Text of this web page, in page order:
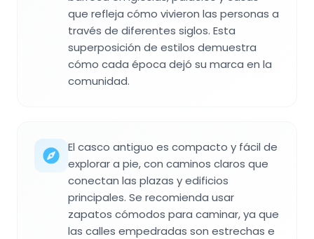
que refleja cómo vivieron las personas a
través de diferentes siglos. Esta
superposición de estilos demuestra
cómo cada época dejó su marca en la
comunidad.
El casco antiguo es compacto y fácil de
explorar a pie, con caminos claros que
conectan las plazas y edificios
principales. Se recomienda usar
zapatos cómodos para caminar, ya que
las calles empedradas son estrechas e